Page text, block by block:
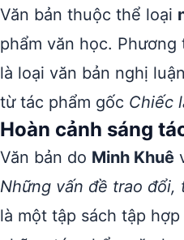
Văn bản thuộc thể loại
phẩm văn học.
là loại văn bản nghị
từ tác phẩm gốc Chiếc
Hoàn cảnh sáng
Văn bản do Minh Khuê
Những vấn đề trao đổi,
là một tập sách tập